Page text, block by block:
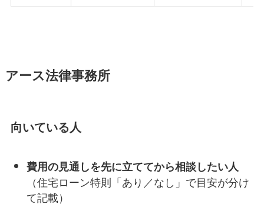
アース法律事務所
向いている人
費用の見通しを先に立ててから相談したい人
（住宅ローン特則「あり／なし」で目安が分け
て記載）